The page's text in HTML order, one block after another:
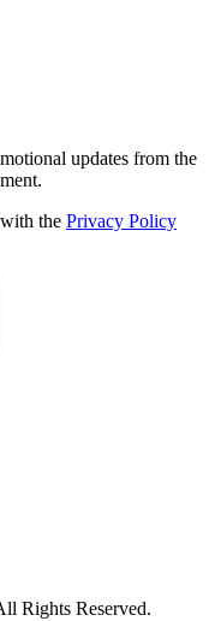
updates from the
the Privacy Policy
Rights Reserved.